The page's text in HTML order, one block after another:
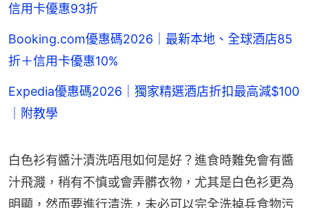
信用卡優惠93折
Booking.com優惠碼2026｜最新本地、全球酒店85
折＋信用卡優惠10%
Expedia優惠碼2026｜獨家精選酒店折扣最高減$100
｜附教學
白色衫有醬汁漬洗唔甩如何是好？進食時難免會有醬
汁飛濺，稍有不慎或會弄髒衣物，尤其是白色衫更為
明顯，然而要進行清洗，未必可以完全洗掉兵食物污